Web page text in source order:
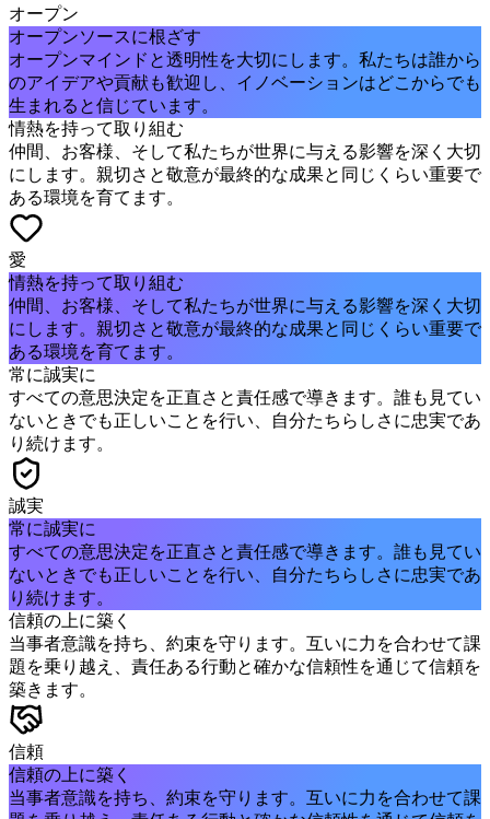
オープン
オープンソースに根ざす
オープンマインドと透明性を大切にします。私たちは誰から
のアイデアや貢献も歓迎し、イノベーションはどこからでも
生まれると信じています。
情熱を持って取り組む
仲間、お客様、そして私たちが世界に与える影響を深く大切
にします。親切さと敬意が最終的な成果と同じくらい重要で
ある環境を育てます。
愛
情熱を持って取り組む
仲間、お客様、そして私たちが世界に与える影響を深く大切
にします。親切さと敬意が最終的な成果と同じくらい重要で
ある環境を育てます。
常に誠実に
すべての意思決定を正直さと責任感で導きます。誰も見てい
ないときでも正しいことを行い、自分たちらしさに忠実であ
り続けます。
誠実
常に誠実に
すべての意思決定を正直さと責任感で導きます。誰も見てい
ないときでも正しいことを行い、自分たちらしさに忠実であ
り続けます。
信頼の上に築く
当事者意識を持ち、約束を守ります。互いに力を合わせて課
題を乗り越え、責任ある行動と確かな信頼性を通じて信頼を
築きます。
信頼
信頼の上に築く
当事者意識を持ち、約束を守ります。互いに力を合わせて課